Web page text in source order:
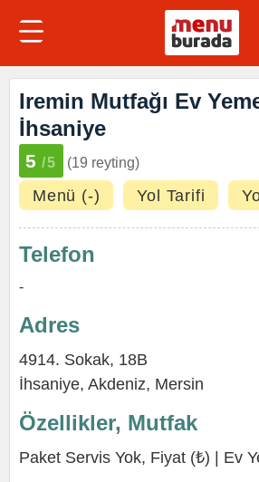
Iremin Mutfağı Ev
İhsaniye
5 /5 (19 reyting)
Menü (-) Yol Tarifi
Telefon
-
Adres
4914. Sokak, 18B
İhsaniye, Akdeniz, Mersin
Özellikler, Mutfak
Paket Servis Yok, Fiyat (₺) | Ev